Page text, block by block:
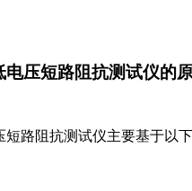
电压短路阻抗测试仪的
短路阻抗测试仪主要基于以